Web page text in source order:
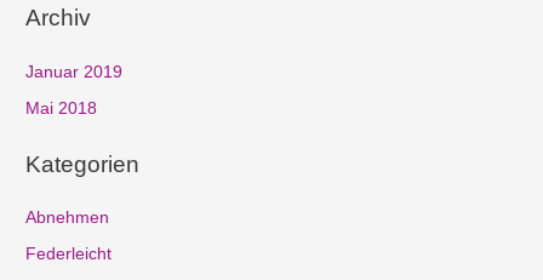
:Archiv
Januar 2019
Mai 2018
Kategorien
Abnehmen
Federleicht